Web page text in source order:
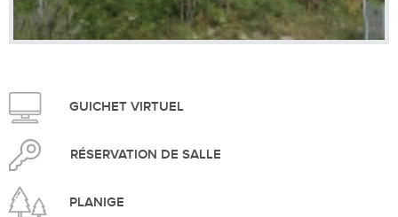
GUICHET VIRTUEL
RÉSERVATION DE SALLE
PLANIGE